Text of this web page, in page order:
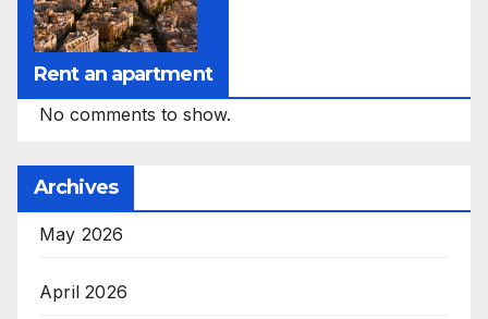
Rent an apartment
No comments to show.
Archives
May 2026
April 2026